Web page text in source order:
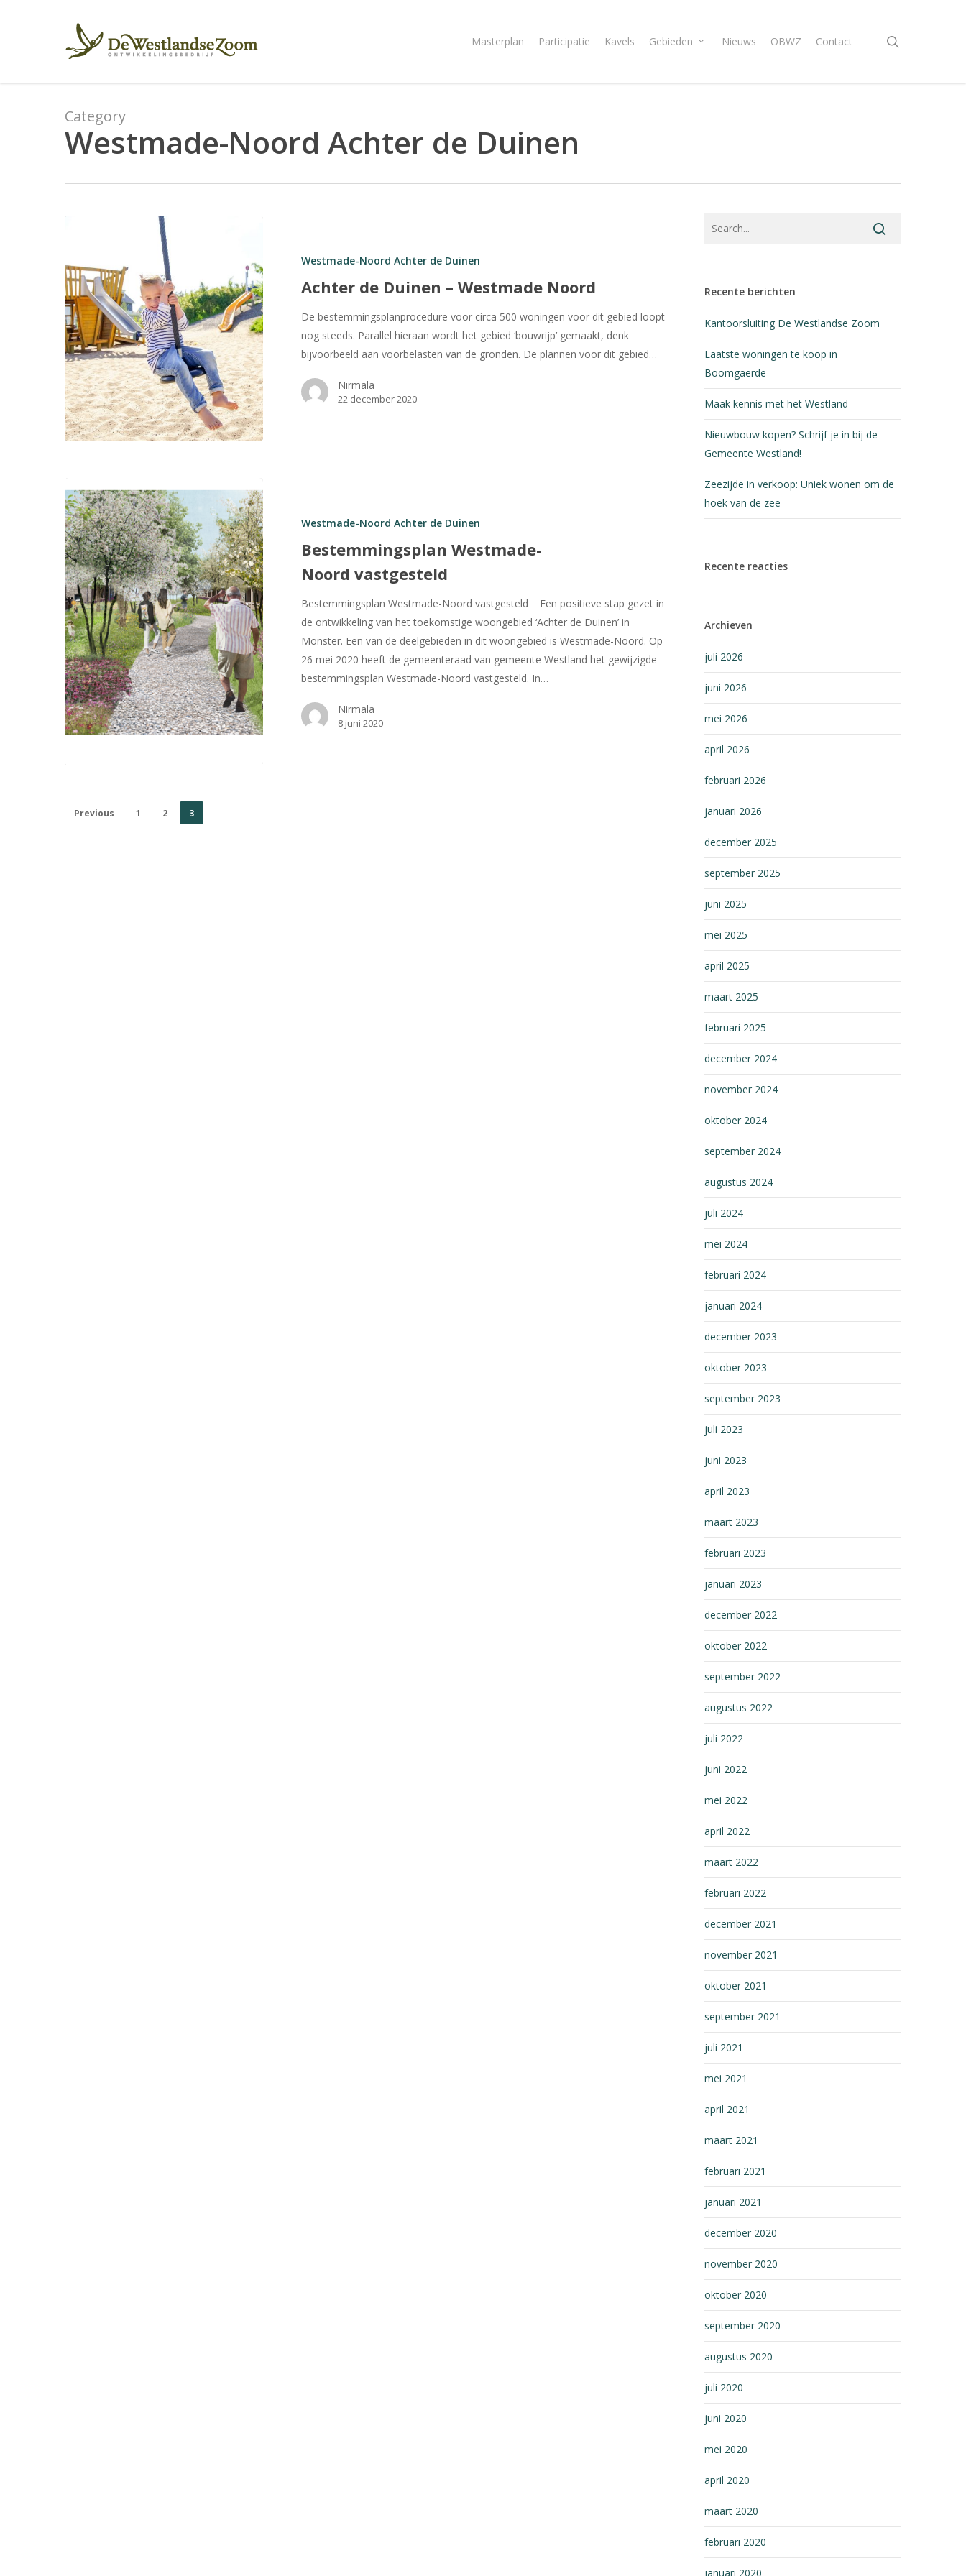
Masterplan Participatie Kavels Gebieden Nieuws OBWZ Contact
Category
Westmade-Noord Achter de Duinen
Duinen –
Westmade
Westmade-Noord Achter de Duinen
Achter de Duinen – Westmade Noord
De bestemmingsplanprocedure voor circa 500 woningen voor dit gebied loopt
nog steeds. Parallel hieraan wordt het gebied ‘bouwrijp’ gemaakt, denk
bijvoorbeeld aan voorbelasten van de gronden. De plannen voor dit gebied…
Nirmala
22 december 2020
Westmade-Noord Achter de Duinen
Bestemmingsplan Westmade-
Noord vastgesteld
Bestemmingsplan Westmade-Noord vastgesteld Een positieve stap gezet in
de ontwikkeling van het toekomstige woongebied ‘Achter de Duinen’ in
Monster. Een van de deelgebieden in dit woongebied is Westmade-Noord. Op
26 mei 2020 heeft de gemeenteraad van gemeente Westland het gewijzigde
bestemmingsplan Westmade-Noord vastgesteld. In…
Nirmala
8 juni 2020
Previous 1 2 3
Recente berichten
Kantoorsluiting De Westlandse Zoom
Laatste woningen te koop in
Boomgaerde
Maak kennis met het Westland
Nieuwbouw kopen? Schrijf je in bij de
Gemeente Westland!
Zeezijde in verkoop: Uniek wonen om de
hoek van de zee
Recente reacties
Archieven
juli 2026
juni 2026
mei 2026
april 2026
februari 2026
januari 2026
december 2025
september 2025
juni 2025
mei 2025
april 2025
maart 2025
februari 2025
december 2024
november 2024
oktober 2024
september 2024
augustus 2024
juli 2024
mei 2024
februari 2024
januari 2024
december 2023
oktober 2023
september 2023
juli 2023
juni 2023
april 2023
maart 2023
februari 2023
januari 2023
december 2022
oktober 2022
september 2022
augustus 2022
juli 2022
juni 2022
mei 2022
april 2022
maart 2022
februari 2022
december 2021
november 2021
oktober 2021
september 2021
juli 2021
mei 2021
april 2021
maart 2021
februari 2021
januari 2021
december 2020
november 2020
oktober 2020
september 2020
augustus 2020
juli 2020
juni 2020
mei 2020
april 2020
maart 2020
februari 2020
januari 2020